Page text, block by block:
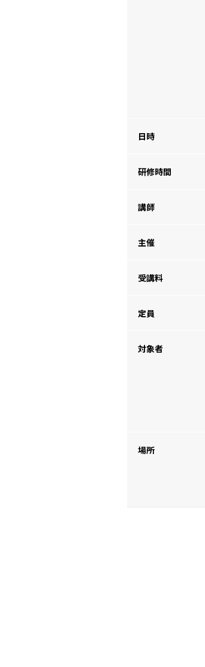
日時
研修時間
講師
主催
受講料
定員
対象者
場所